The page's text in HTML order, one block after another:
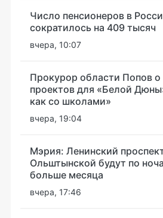
Число пенсионеров в
сократилось на 409 тысяч
вчера, 10:07
Прокурор области Попов о
проектов для «Белой
как со школами»
вчера, 19:04
Мэрия: Ленинский
Ольштынской будут по
больше месяца
вчера, 17:46